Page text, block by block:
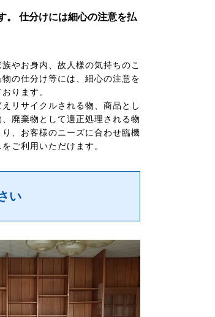
。 仕分けには細心の注意を払
やお身内、故人様の気持ちのこ
の仕分け等には、細心の注意を
ります。
リサイクルされる物、商品とし
廃棄物として適正処理される物
、お客様のニーズに合わせ臨機
ご利用いただけます。
い